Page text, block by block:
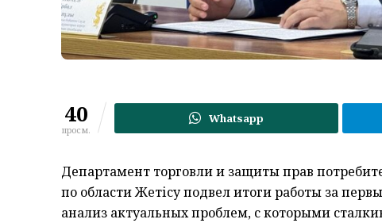
40
просм.
Whatsapp
Департамент торговли и защиты прав
по области Жетісу подвел итоги работы за
анализ актуальных проблем, с которыми